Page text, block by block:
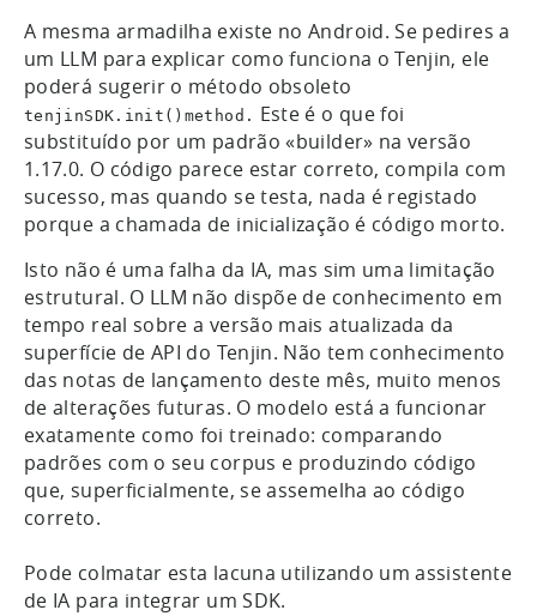
A mesma armadilha existe no Android. Se pedires a
um LLM para explicar como funciona o Tenjin, ele
poderá sugerir o método obsoleto
tenjinSDK.init()method. Este é o que foi
substituído por um padrão «builder» na versão
1.17.0. O código parece estar correto, compila com
sucesso, mas quando se testa, nada é registado
porque a chamada de inicialização é código morto.
Isto não é uma falha da IA, mas sim uma limitação
estrutural. O LLM não dispõe de conhecimento em
tempo real sobre a versão mais atualizada da
superfície de API do Tenjin. Não tem conhecimento
das notas de lançamento deste mês, muito menos
de alterações futuras. O modelo está a funcionar
exatamente como foi treinado: comparando
padrões com o seu corpus e produzindo código
que, superficialmente, se assemelha ao código
correto.
Pode colmatar esta lacuna utilizando um assistente
de IA para integrar um SDK.